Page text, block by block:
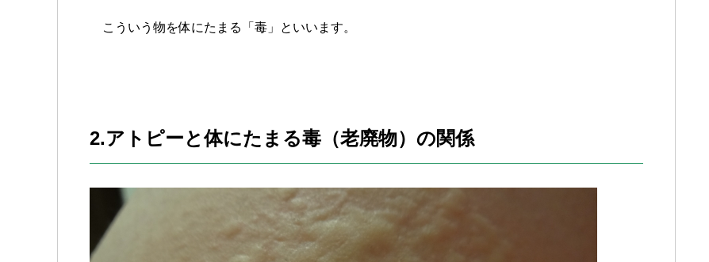
こういう物を体にたまる「毒」といいます。
2.アトピーと体にたまる毒（老廃物）の関係